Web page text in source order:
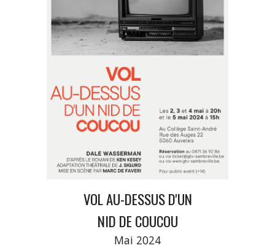
VOL AU-DESSUS D'UN
NID DE COUCOU
Mai 2024